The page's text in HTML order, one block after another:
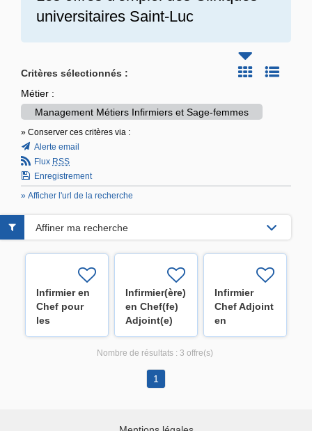
universitaires Saint-Luc
Critères sélectionnés :
Métier :
Management Métiers Infirmiers et Sage-femmes
» Conserver ces critères via :
Alerte email
Flux RSS
Enregistrement
» Afficher l'url de la recherche
Infirmier en
Chef pour
les
différents
Infirmier(ère)
en Chef(fe)
Adjoint(e)
pour les
soins
cardiovasculaires(H/F/X)
Infirmier
Chef Adjoint
en
stérilisation
Affiner ma recherche
Nombre de résultats : 3 offre(s)
1